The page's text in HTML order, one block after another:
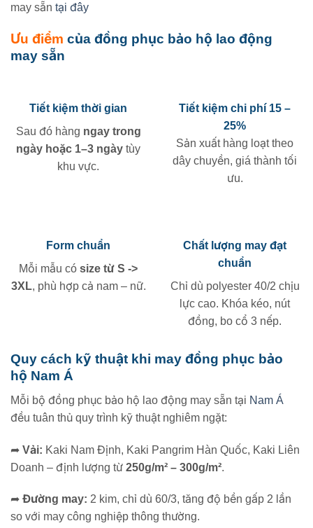
may sẵn tại đây
Ưu điểm của đồng phục bảo hộ lao động
may sẵn
Tiết kiệm thời gian
Sau đó hàng ngay trong
ngày hoặc 1–3 ngày tùy
khu vực.
Tiết kiệm chi phí 15 –
25%
Sản xuất hàng loạt theo
dây chuyền, giá thành tối
ưu.
Form chuẩn
Mỗi mẫu có size từ S ->
3XL, phù hợp cả nam – nữ.
Chất lượng may đạt
chuẩn
Chỉ dù polyester 40/2 chịu
lực cao. Khóa kéo, nút
đồng, bo cổ 3 nếp.
Quy cách kỹ thuật khi may đồng phục bảo
hộ Nam Á
Mỗi bộ đồng phục bảo hộ lao động may sẵn tại Nam Á
đều tuân thủ quy trình kỹ thuật nghiêm ngặt:
➦ Vải: Kaki Nam Định, Kaki Pangrim Hàn Quốc, Kaki Liên
Doanh – định lượng từ 250g/m² – 300g/m².
➦ Đường may: 2 kim, chỉ dù 60/3, tăng độ bền gấp 2 lần
so với may công nghiệp thông thường.